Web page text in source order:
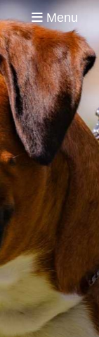
Menu